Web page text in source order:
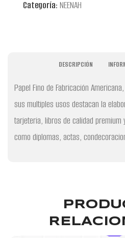
Categoría: NEENAH
DESCRIPCIÓN
Papel Fino de Fabricación
sus multiples usos destacan la
tarjeteria, libros de calidad premium
como diplomas, actas,